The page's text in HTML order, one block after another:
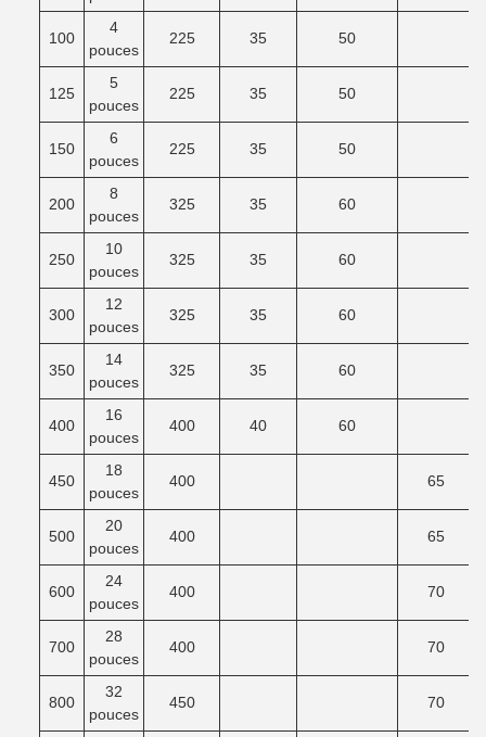
100
4
pouces
225 35 50
125
5
pouces
225 35 50
150
6
pouces
225 35 50
200
8
pouces
325 35 60
250
10
pouces
325 35 60
300
12
pouces
325 35 60
350
14
pouces
325 35 60
400
16
pouces
400 40 60
450
18
pouces
400 65
500
20
pouces
400 65
600
24
pouces
400 70
700
28
pouces
400 70
800
32
pouces
450 70